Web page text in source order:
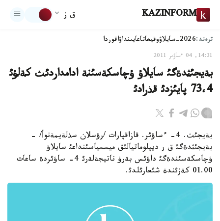
KAZINFORM ق ز
ترەند:2026-سايلاۋ وقيعاتاعايىنداۋاقوردا
14:31, 04 ءساۋىر 2011
بةيجئثدةگئ سايلاؤ ؤچاسكةسئنة ادامداردئث كةلؤئ
73،4 پايئزدئ قذرادئ
بةيجئث. 4- ءساؤئر. قازاقپارات /رؤسلان سذلةيمةنوأ/ -
بةيجئثدةگئ ق ر ديپلوماتيالئق ميسسياسئنداعئ سايلاؤ
ؤچاسكةسئندةگئ داؤئس بةرؤ ناتيجةلةرئ 4- ساؤئردة ساعات
01.00 كةزئندة شئعارئلدئ.